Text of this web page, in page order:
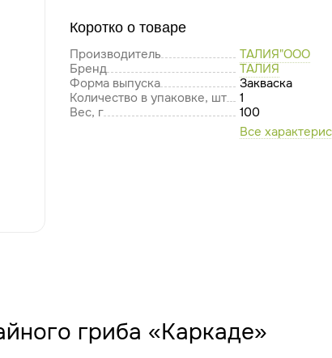
Коротко о товаре
Производитель
ТАЛИЯ"ООО
Бренд
ТАЛИЯ
Форма выпуска
Закваска
Количество в упаковке, шт
1
Вес, г
100
Все
гриба «Каркаде»